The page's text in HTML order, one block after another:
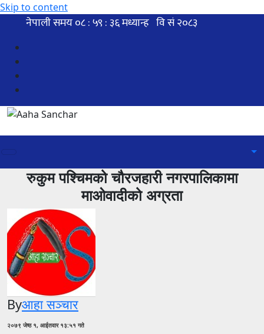
Skip to content
रुकुम पश्चिमको चौरजहारी नगरपालिकामा
माओवादीको अग्रता
Byआहा सञ्चार
२०७९ जेष्ठ १, आईतवार १३:५१ गते